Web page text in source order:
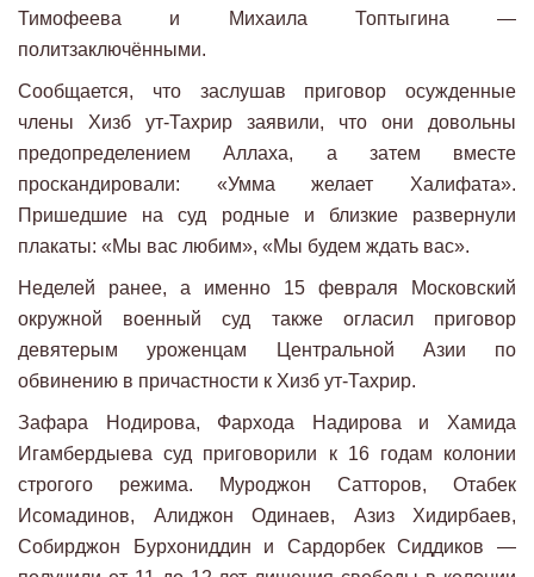
Тимофеева и Михаила Топтыгина —
политзаключёнными.
Сообщается, что заслушав приговор осужденные
члены Хизб ут-Тахрир заявили, что они довольны
предопределением Аллаха, а затем вместе
проскандировали: «Умма желает Халифата».
Пришедшие на суд родные и близкие развернули
плакаты: «Мы вас любим», «Мы будем ждать вас».
Неделей ранее, а именно 15 февраля Московский
окружной военный суд также огласил приговор
девятерым уроженцам Центральной Азии по
обвинению в причастности к Хизб ут-Тахрир.
Зафара Нодирова, Фархода Надирова и Хамида
Игамбердыева суд приговорили к 16 годам колонии
строгого режима. Муроджон Сатторов, Отабек
Исомадинов, Алиджон Одинаев, Азиз Хидирбаев,
Собирджон Бурхониддин и Сардорбек Сиддиков —